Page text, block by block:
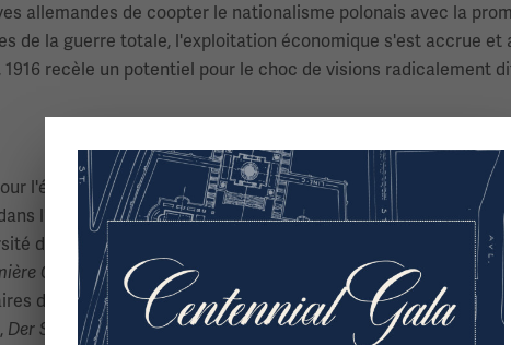
allemandes de coopter le nationalisme polonais avec la
de la guerre totale, l'exploitation économique s'est accrue et
recèle un potentiel pour le choc de visions radicalement
l'étude de la guerre et de la société et professeur d'histoire
l'histoire européenne moderne, avec un accent sur
de Pennsylvanie et enseigne à l'UT depuis 1995. Il est
Guerre mondiale(Cambridge University Press, 2000),
d'Oxford, 2009). Il a publié des articles qui ont également
Der Spiegel ). Il est vice-président de l'Association pour l'étude